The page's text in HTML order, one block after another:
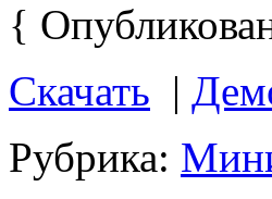
{
Скачать |
Рубрика: